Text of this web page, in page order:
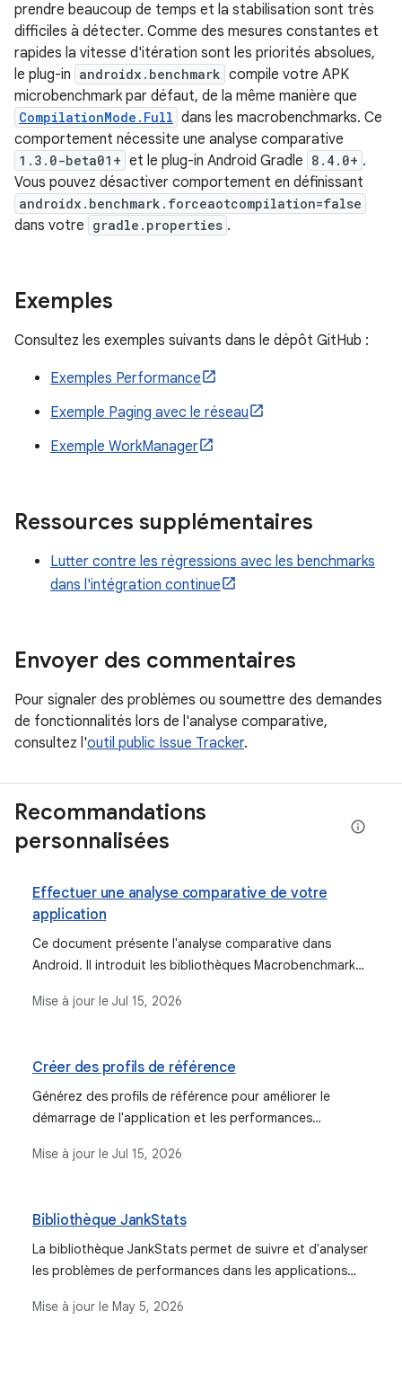
prendre beaucoup de temps et la stabilisation sont très
difficiles à détecter. Comme des mesures constantes et
rapides la vitesse d'itération sont les priorités absolues,
le plug-in androidx.benchmark compile votre APK
microbenchmark par défaut, de la même manière que
CompilationMode.Full dans les macrobenchmarks. Ce
comportement nécessite une analyse comparative
1.3.0-beta01+ et le plug-in Android Gradle 8.4.0+ .
Vous pouvez désactiver comportement en définissant
androidx.benchmark.forceaotcompilation=false
dans votre gradle.properties .
Exemples
Consultez les exemples suivants dans le dépôt GitHub :
Exemples Performance
Exemple Paging avec le réseau
Exemple WorkManager
Ressources supplémentaires
Lutter contre les régressions avec les benchmarks
dans l'intégration continue
Envoyer des commentaires
Pour signaler des problèmes ou soumettre des demandes
de fonctionnalités lors de l'analyse comparative,
consultez l'outil public Issue Tracker.
Recommandations
personnalisées
Effectuer une analyse comparative de votre
application
Ce document présente l'analyse comparative dans
Android. Il introduit les bibliothèques Macrobenchmark
performances des applications, analyser les problèmes
Mise à jour le Jul 15, 2026
Créer des profils de référence
Générez des profils de référence pour améliorer le
démarrage de l'application et les performances
Jetpack Macrobenchmark.
Mise à jour le Jul 15, 2026
Bibliothèque JankStats
La bibliothèque JankStats permet de suivre et d'analyser
les problèmes de performances dans les applications
d'application qui mettent trop de temps à s'afficher. Elle
Mise à jour le May 5, 2026